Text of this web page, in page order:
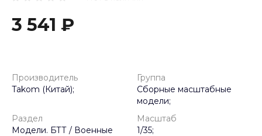
3 541 ₽
Производитель
Takom (Китай);
Группа
Сборные масштабные
модели;
Раздел
Модели. БТТ / Военные
Масштаб
1/35;